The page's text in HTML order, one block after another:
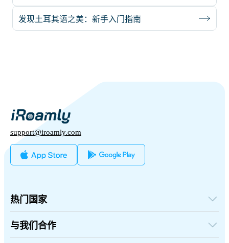
发现土耳其语之美：新手入门指南
support@iroamly.com
热门国家
美国
英国
土耳其
与我们合作
批发平台